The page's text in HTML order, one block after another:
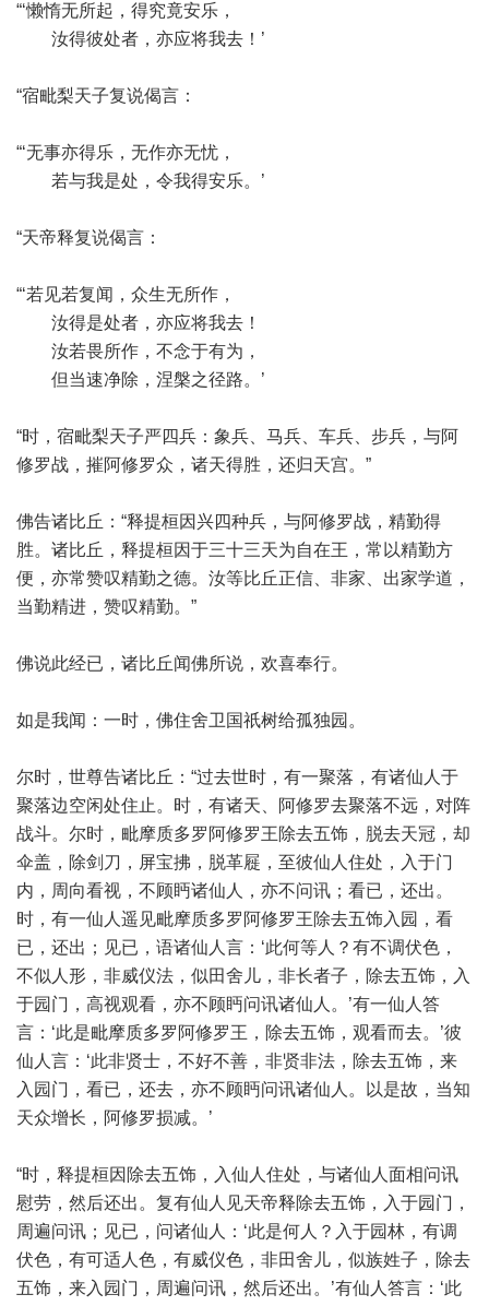
“‘懒惰无所起，得究竟安乐，
汝得彼处者，亦应将我去！’
“宿毗梨天子复说偈言：
“‘无事亦得乐，无作亦无忧，
若与我是处，令我得安乐。’
“天帝释复说偈言：
“‘若见若复闻，众生无所作，
汝得是处者，亦应将我去！
汝若畏所作，不念于有为，
但当速净除，涅槃之径路。’
“时，宿毗梨天子严四兵：象兵、马兵、车兵、步兵，与阿
修罗战，摧阿修罗众，诸天得胜，还归天宫。”
佛告诸比丘：“释提桓因兴四种兵，与阿修罗战，精勤得
胜。诸比丘，释提桓因于三十三天为自在王，常以精勤方
便，亦常赞叹精勤之德。汝等比丘正信、非家、出家学道，
当勤精进，赞叹精勤。”
佛说此经已，诸比丘闻佛所说，欢喜奉行。
如是我闻：一时，佛住舍卫国祇树给孤独园。
尔时，世尊告诸比丘：“过去世时，有一聚落，有诸仙人于
聚落边空闲处住止。时，有诸天、阿修罗去聚落不远，对阵
战斗。尔时，毗摩质多罗阿修罗王除去五饰，脱去天冠，却
伞盖，除剑刀，屏宝拂，脱革屣，至彼仙人住处，入于门
内，周向看视，不顾眄诸仙人，亦不问讯；看已，还出。
时，有一仙人遥见毗摩质多罗阿修罗王除去五饰入园，看
已，还出；见已，语诸仙人言：‘此何等人？有不调伏色，
不似人形，非威仪法，似田舍儿，非长者子，除去五饰，入
于园门，高视观看，亦不顾眄问讯诸仙人。’有一仙人答
言：‘此是毗摩质多罗阿修罗王，除去五饰，观看而去。’彼
仙人言：‘此非贤士，不好不善，非贤非法，除去五饰，来
入园门，看已，还去，亦不顾眄问讯诸仙人。以是故，当知
天众增长，阿修罗损减。’
“时，释提桓因除去五饰，入仙人住处，与诸仙人面相问讯
慰劳，然后还出。复有仙人见天帝释除去五饰，入于园门，
周遍问讯；见已，问诸仙人：‘此是何人？入于园林，有调
伏色，有可适人色，有威仪色，非田舍儿，似族姓子，除去
五饰，来入园门，周遍问讯，然后还出。’有仙人答言：‘此